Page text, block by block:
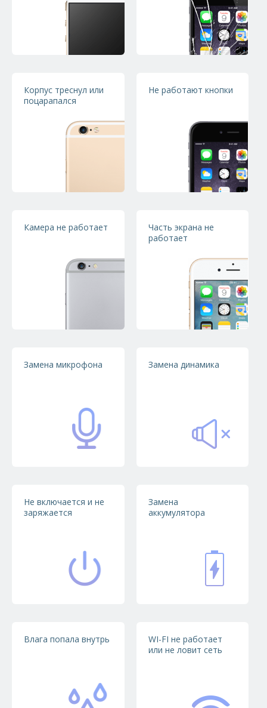
Мы настоятельно Вам рекомендуем исключить
самостоятельный ремонт утопленных iPhone. Почему? Всё
предельно просто. Во-первых, Вам понадобится
профессиональное оборудование – в лучшем случае,
ремонтом iPhone должен заниматься человек, знающий
внутреннее устройство каждой модели яблочных
гаджетов. В-третьих, нужен приличный рабочий стаж,
чтобы восстановить девайс, а не навредить ему. Таким
образом, мы пришли к заключению, что самостоятельно
заниматься этим не стоит. Лучше обратиться в сервисный
центр. Их в Балашихе очень много. Как же выбрать?
Вашего понимают в устройстве телефонов iPhone.
Именно поэтому мы предлагаем Вам свою кандидатуру –
обращаясь к нам Вы получаете гарантированно рабочее
Отзывы клиентов Заказать обратный
Выездной ремонт
Ремонт Вашей техники производится в день
обращения.
Мы используем комплектующие самого высокого
качества.
Гарантия на ремонт
На все виды работ мы предоставляем надёжную
гарантию.
Корпус треснул или
поцарапался
Не работают кнопки
Камера не работает
Часть экрана не
работает
Замена микрофона Замена динамика
Не включается и не
заряжается
Замена
аккумулятора
Влага попала внутрь
WI-FI не работает
или не ловит сеть